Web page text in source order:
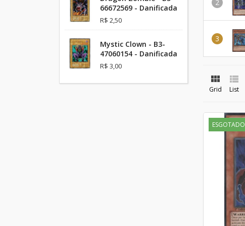
66672569 - Danificada
R$ 2,50
Mystic Clown - B3-
47060154 - Danificada
R$ 3,00

Grid

List
ESGOTADO